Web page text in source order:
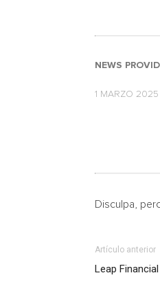
NEWS
1 MARZO 2025
Disculpa,
Artículo anterior
Leap